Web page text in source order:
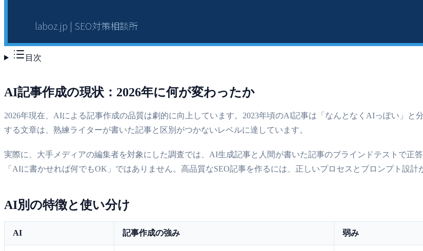
目次
AI記事作成の現状：2026年に何が変わったか
2026年現在、AIによる記事作成の品質は劇的に向上しています。2023年頃のAI記事は「なんとなくAIっぽい」と
する文章は、熟練ライターが書いた記事と区別がつかないレベルに達しています。
実際に、大手メディアの編集者を対象にした調査では、AI生成記事と人間が書いた記事のブラインドテストで正
「AIに書かせれば何でもOK」ではありません。高品質なSEO記事を作るには、正しいプロセスとプロンプト設計
AI別の特徴と使い分け
AI 記事作成の強み 弱み